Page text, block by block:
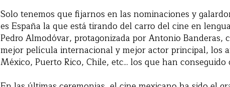
Solo tenemos que fijarnos en las nominaciones y
es España la que está tirando del carro del cine en
Pedro Almodóvar, protagonizada por Antonio Banderas,
mejor película internacional y mejor actor principal, los
México, Puerto Rico, Chile, etc... los que han